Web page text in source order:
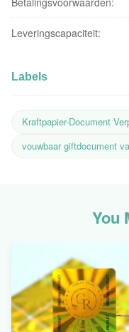
Leveringscapaciteit:
Labels
Kraftpapier-Document
vouwbaar giftdocument
You